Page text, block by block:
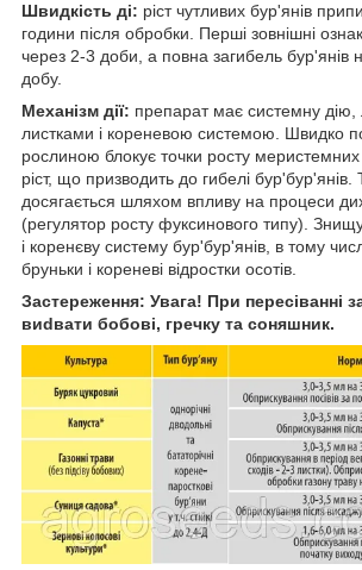
Швидкість ді: piст чутливих бур'янів
години після обробки. Перші зовнішні
через 2-3 доби, а повна загибель бур'янів
добу.
Механізм дії: препарат має системну дію,
листками і кореневою системою. Швидко
рослиною блокує точки росту
ріст, що призводить до гибелі бур'бур'янів.
досягається шляхом впливу на процеси
(регулятор росту фуксинового типу).
і коренєву систему бур'бур'янів, в тому
бруньки і кореневі відростки осотів.
Застереження: Увага! При пересіванні
виdвати бобові, гречку та соняшник.